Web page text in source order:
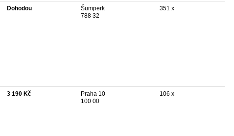
Dohodou
Šumperk
788 32
351 x
3 190 Kč
Praha 10
100 00
106 x